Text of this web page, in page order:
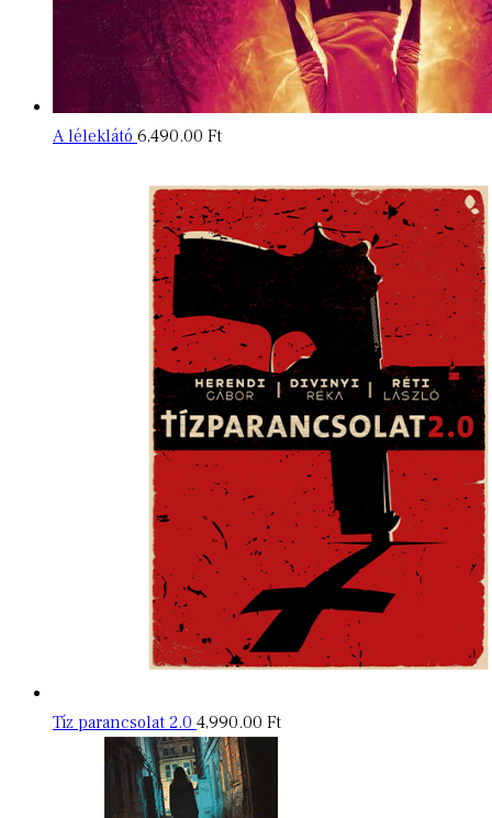
A léleklátó 6,490.00 Ft
Tíz parancsolat 2.0 4,990.00 Ft